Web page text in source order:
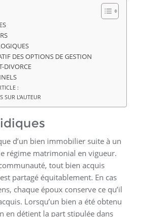
DES OPTIONS DE GESTION
DIVORCE
:
SUR L’AUTEUR
d’un bien immobilier suite à un
régime matrimonial en vigueur.
tout bien acquis
partagé équitablement. En cas
chaque époux conserve ce qu’il
Lorsqu’un bien a été obtenu
en détient la part stipulée dans